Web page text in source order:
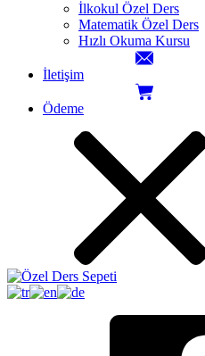
İlkokul Özel Ders
Matematik Özel Ders
Hızlı Okuma Kursu
İletişim
Ödeme